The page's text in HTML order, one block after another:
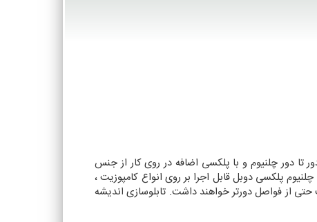
تا دور چلنیوم و با پلکسی اضافه در روی کار از جنس
پلکسی دوبل قابل اجرا بر روی انواع کامپوزیت ،
از فواصل دورتر خواهند داشت. تابلوسازی اندیشه